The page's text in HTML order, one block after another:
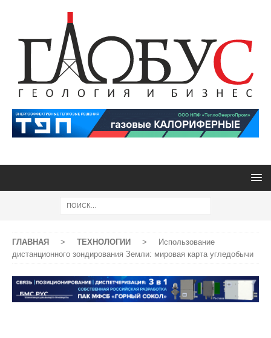
ГЛАВНАЯ > ТЕХНОЛОГИИ >
Использование
дистанционного зондирования Земли: мировая карта угледобычи